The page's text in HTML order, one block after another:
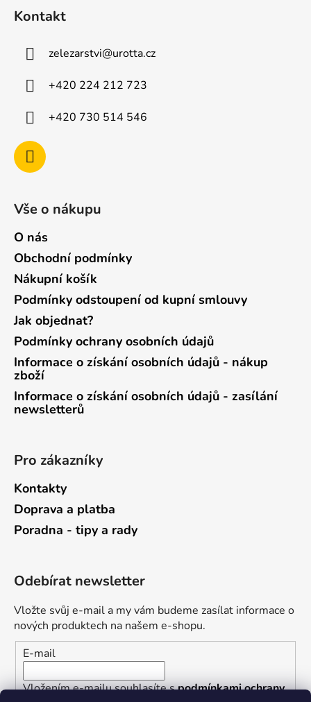
Kontakt
zelezarstvi@urotta.cz
+420 224 212 723
+420 730 514 546
Vše o nákupu
O nás
Obchodní podmínky
Nákupní košík
Podmínky odstoupení od kupní smlouvy
Jak objednat?
Podmínky ochrany osobních údajů
Informace o získání osobních údajů - nákup
zboží
Informace o získání osobních údajů - zasílání
newsletterů
Pro zákazníky
Kontakty
Doprava a platba
Poradna - tipy a rady
Odebírat newsletter
Vložte svůj e-mail a my vám budeme zasílat informace o
nových produktech na našem e-shopu.
E-mail
Vložením e-mailu souhlasíte spodmínkami ochrany